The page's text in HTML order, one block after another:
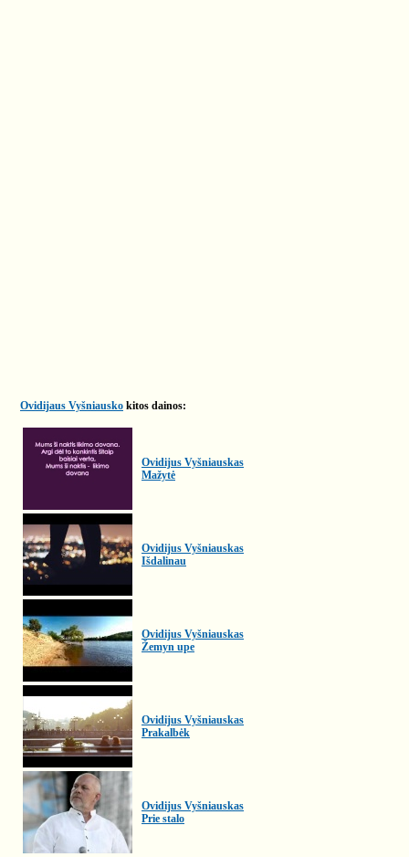
Ovidijaus Vyšniausko kitos dainos:
Ovidijus Vyšniauskas
Mažytė
Ovidijus Vyšniauskas
Išdalinau
Ovidijus Vyšniauskas
Žemyn upe
Ovidijus Vyšniauskas
Prakalbėk
Ovidijus Vyšniauskas
Prie stalo